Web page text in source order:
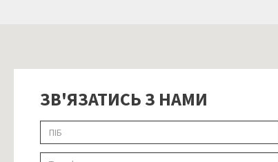
ЗВ'ЯЗАТИСЬ З НАМИ